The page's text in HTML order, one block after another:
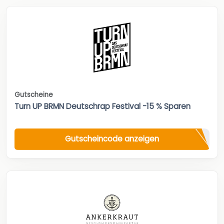
Gutscheine
Turn UP BRMN Deutschrap Festival -15 % Sparen
Gutscheincode anzeigen